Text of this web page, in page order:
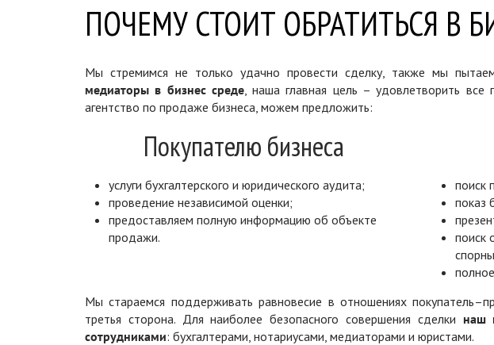
ПОЧЕМУ СТОИТ ОБРАТИТЬСЯ В
Мы стремимся не только удачно провести сделку, также мы
медиаторы в бизнес среде, наша главная цель – удовлетворить
агентство по продаже бизнеса, можем предложить:
Покупателю бизнеса
услуги бухгалтерского и юридического аудита;
проведение независимой оценки;
предоставляем полную информацию об объекте
продажи.
поиск
показ
поиск
Мы стараемся поддерживать равновесие в отношениях
третья сторона. Для наиболее безопасного совершения сделки наш
сотрудниками: бухгалтерами, нотариусами, медиаторами и юристами.